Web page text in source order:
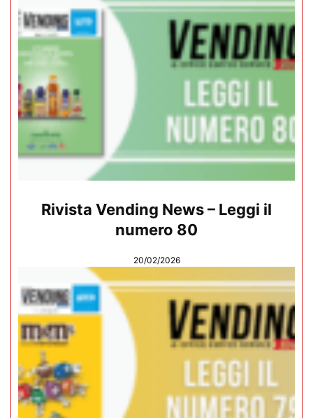
Rivista Vending News – Leggi il
numero 80
20/02/2026